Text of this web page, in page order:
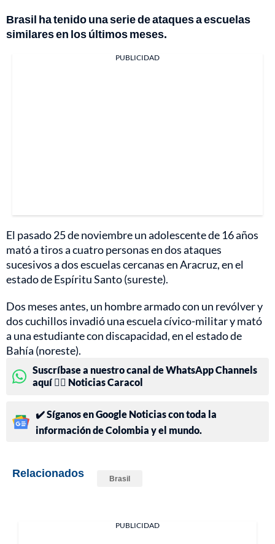
Brasil ha tenido una serie de ataques a escuelas
similares en los últimos meses.
PUBLICIDAD
El pasado 25 de noviembre un adolescente de 16 años
mató a tiros a cuatro personas en dos ataques
sucesivos a dos escuelas cercanas en Aracruz, en el
estado de Espíritu Santo (sureste).
Dos meses antes, un hombre armado con un revólver y
dos cuchillos invadió una escuela cívico-militar y mató
a una estudiante con discapacidad, en el estado de
Bahía (noreste).
Suscríbase a nuestro canal de WhatsApp Channels
aquí 👉🏻 Noticias Caracol
✔️ Síganos en Google Noticias con toda la
información de Colombia y el mundo.
Relacionados Brasil
PUBLICIDAD